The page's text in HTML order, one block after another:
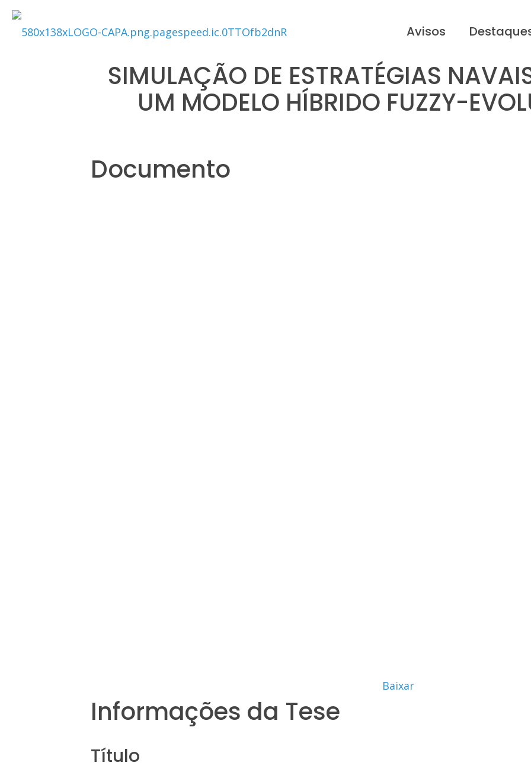
Avisos
SIMULAÇÃO DE ESTRATÉGIAS
UM MODELO HÍBRIDO FUZZY-
Documento
Baixar
Informações da Tese
Título